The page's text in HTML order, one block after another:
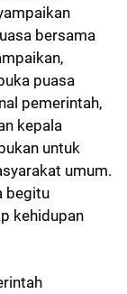
bersama
puasa
pemerintah,
kepala
untuk
umum.
begitu
kehidupan